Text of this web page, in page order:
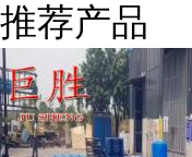
推荐产品